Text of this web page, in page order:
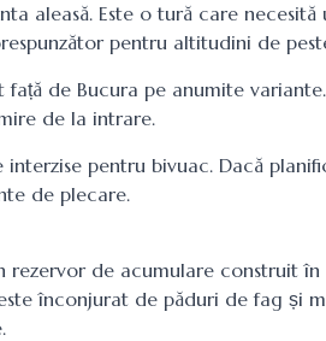
aleasă. Este o tură care
pentru altitudini de
de Bucura pe anumite
de la intrare.
pentru bivuac. Dacă
de plecare.
de acumulare construit în
înconjurat de păduri de fag și